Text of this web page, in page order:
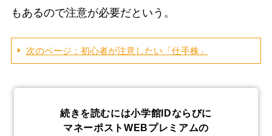
もあるので注意が必要だという。
次のページ：初心者が注意したい「仕手株」
続きを読むには小学館IDならびに
マネーポストWEBプレミアムの